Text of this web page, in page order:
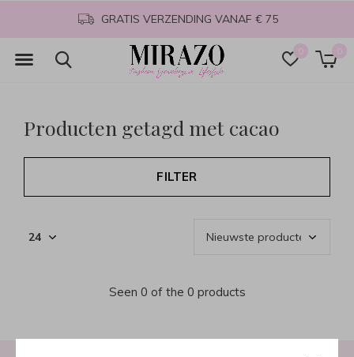
0 0
GRATIS VERZENDING VANAF € 75
Producten getagd met cacao
FILTER
Seen 0 of the 0 products